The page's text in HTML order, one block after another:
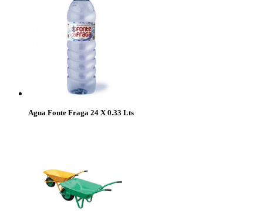
Agua Fonte Fraga 24 X 0.33 Lts